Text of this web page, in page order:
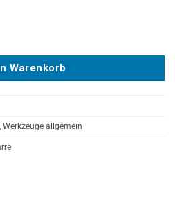
1/2", mit Finger-Drehscheibe,
Warenkorb
, Werkzeuge allgemein